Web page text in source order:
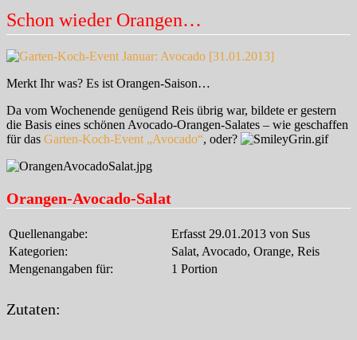
Schon wieder Orangen…
Merkt Ihr was? Es ist Orangen-Saison…
Da vom Wochenende genügend Reis übrig war, bildete er gestern
die Basis eines schönen Avocado-Orangen-Salates – wie geschaffen
für das Garten-Koch-Event „Avocado“, oder?
Orangen-Avocado-Salat
Quellenangabe:
Erfasst 29.01.2013 von Sus
Kategorien:
Salat, Avocado, Orange, Reis
Mengenangaben für:
1 Portion
Zutaten: